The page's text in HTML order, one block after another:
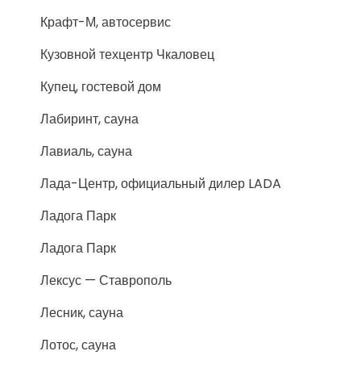
Крафт-М, автосервис
Кузовной техцентр Чкаловец
Купец, гостевой дом
Лабиринт, сауна
Лавиаль, сауна
Лада-Центр, официальный дилер LADA
Ладога Парк
Ладога Парк
Лексус — Ставрополь
Лесник, сауна
Лотос, сауна